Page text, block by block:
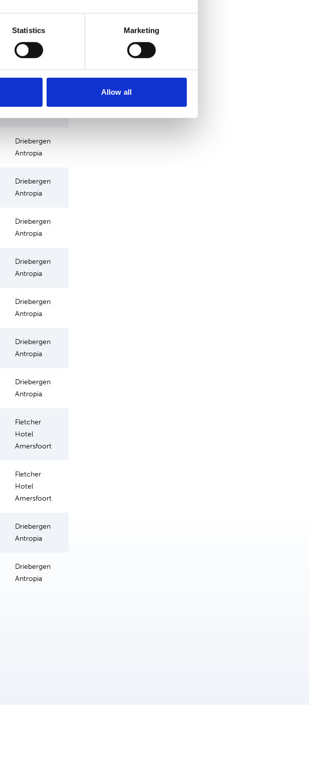
Statistics Marketing
Allow all
Antropia
Driebergen
Antropia
Driebergen
Antropia
Driebergen
Antropia
Driebergen
Antropia
Driebergen
Antropia
Driebergen
Antropia
Driebergen
Antropia
Driebergen
Antropia
Fletcher
Hotel
Amersfoort
Fletcher
Hotel
Amersfoort
Driebergen
Antropia
Driebergen
Antropia